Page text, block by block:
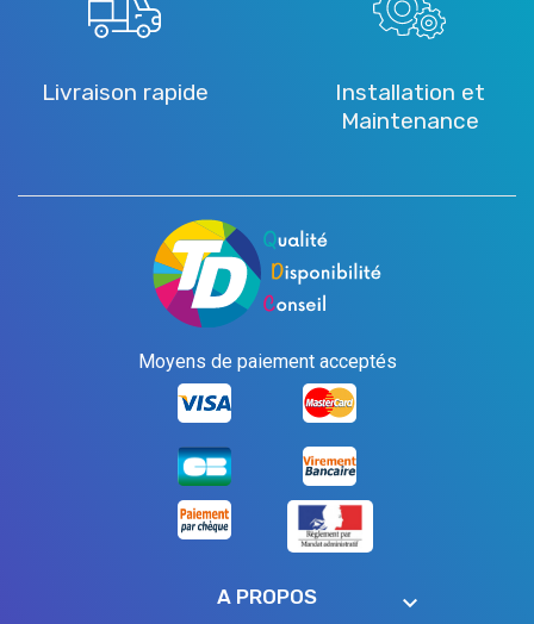
Livraison rapide
Installation et
Maintenance
Moyens de paiement acceptés
A PROPOS keyboard_arrow_down